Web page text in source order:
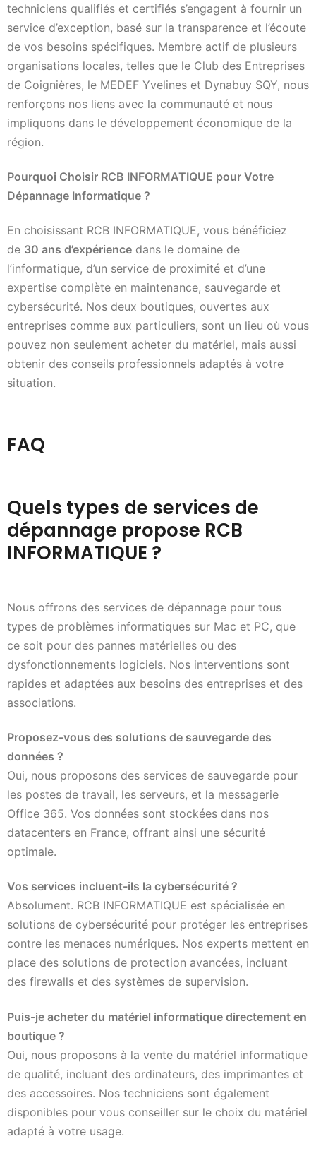
techniciens qualifiés et certifiés s’engagent à fournir un
service d’exception, basé sur la transparence et l’écoute
de vos besoins spécifiques. Membre actif de plusieurs
organisations locales, telles que le Club des Entreprises
de Coignières, le MEDEF Yvelines et Dynabuy SQY, nous
renforçons nos liens avec la communauté et nous
impliquons dans le développement économique de la
région.
Pourquoi Choisir RCB INFORMATIQUE pour Votre
Dépannage Informatique ?
En choisissant RCB INFORMATIQUE, vous bénéficiez
de 30 ans d’expérience dans le domaine de
l’informatique, d’un service de proximité et d’une
expertise complète en maintenance, sauvegarde et
cybersécurité. Nos deux boutiques, ouvertes aux
entreprises comme aux particuliers, sont un lieu où vous
pouvez non seulement acheter du matériel, mais aussi
obtenir des conseils professionnels adaptés à votre
situation.
FAQ
Quels types de services de
dépannage propose RCB
INFORMATIQUE ?
Nous offrons des services de dépannage pour tous
types de problèmes informatiques sur Mac et PC, que
ce soit pour des pannes matérielles ou des
dysfonctionnements logiciels. Nos interventions sont
rapides et adaptées aux besoins des entreprises et des
associations.
Proposez-vous des solutions de sauvegarde des
données ?
Oui, nous proposons des services de sauvegarde pour
les postes de travail, les serveurs, et la messagerie
Office 365. Vos données sont stockées dans nos
datacenters en France, offrant ainsi une sécurité
optimale.
Vos services incluent-ils la cybersécurité ?
Absolument. RCB INFORMATIQUE est spécialisée en
solutions de cybersécurité pour protéger les entreprises
contre les menaces numériques. Nos experts mettent en
place des solutions de protection avancées, incluant
des firewalls et des systèmes de supervision.
Puis-je acheter du matériel informatique directement en
boutique ?
Oui, nous proposons à la vente du matériel informatique
de qualité, incluant des ordinateurs, des imprimantes et
des accessoires. Nos techniciens sont également
disponibles pour vous conseiller sur le choix du matériel
adapté à votre usage.